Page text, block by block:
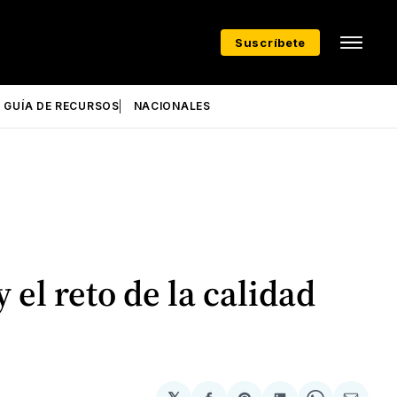
Suscríbete
GUÍA DE RECURSOS NACIONALES
el reto de la calidad